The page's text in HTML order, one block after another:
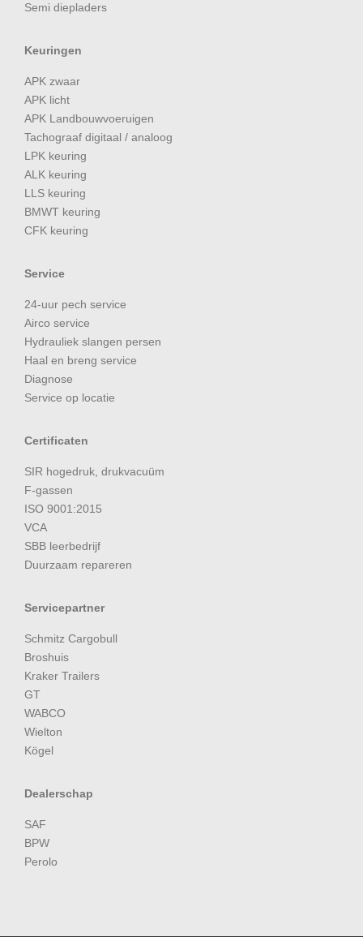
Semi diepladers
Keuringen
APK zwaar
APK licht
APK Landbouwvoeruigen
Tachograaf digitaal / analoog
LPK keuring
ALK keuring
LLS keuring
BMWT keuring
CFK keuring
Service
24-uur pech service
Airco service
Hydrauliek slangen persen
Haal en breng service
Diagnose
Service op locatie
Certificaten
SIR hogedruk, drukvacuüm
F-gassen
ISO 9001:2015
VCA
SBB leerbedrijf
Duurzaam repareren
Servicepartner
Schmitz Cargobull
Broshuis
Kraker Trailers
GT
WABCO
Wielton
Kögel
Dealerschap
SAF
BPW
Perolo